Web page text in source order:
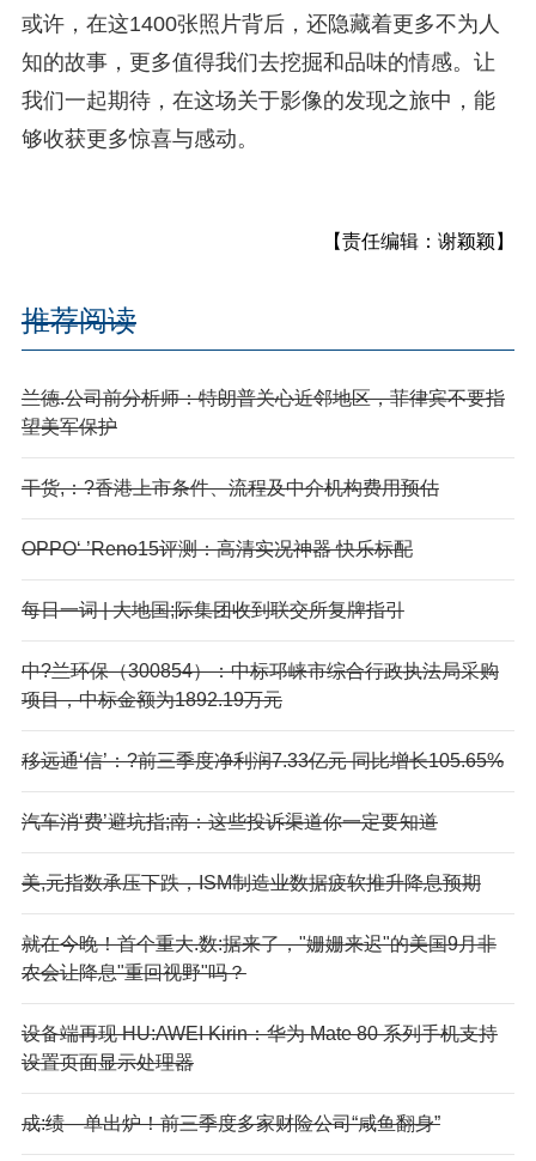
或许，在这1400张照片背后，还隐藏着更多不为人
知的故事，更多值得我们去挖掘和品味的情感。让
我们一起期待，在这场关于影像的发现之旅中，能
够收获更多惊喜与感动。
【责任编辑：谢颖颖】
推荐阅读
兰德.公司前分析师：特朗普关心近邻地区，菲律宾不要指
望美军保护
干货,：?香港上市条件、流程及中介机构费用预估
OPPO‘ ’Reno15评测：高清实况神器 快乐标配
每日一词 | 大地国;际集团收到联交所复牌指引
中?兰环保（300854）：中标邛崃市综合行政执法局采购
项目，中标金额为1892.19万元
移远通‘信’：?前三季度净利润7.33亿元 同比增长105.65%
汽车消‘费’避坑指;南：这些投诉渠道你一定要知道
美,元指数承压下跌，ISM制造业数据疲软推升降息预期
就在今晚！首个重大.数:据来了，"姗姗来迟"的美国9月非
农会让降息"重回视野"吗？
设备端再现 HU:AWEI Kirin：华为 Mate 80 系列手机支持
设置页面显示处理器
成:绩—单出炉！前三季度多家财险公司“咸鱼翻身”